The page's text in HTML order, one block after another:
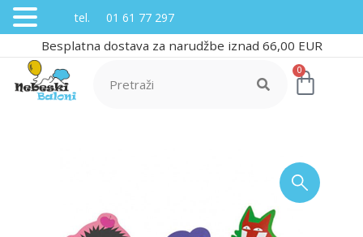
Besplatna dostava za narudžbe iznad 66,00 EUR
0
tel. 01 61 77 297